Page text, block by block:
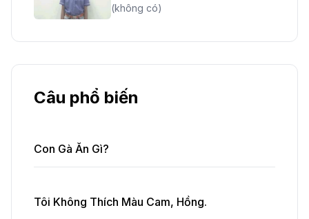
(không có)
Câu phổ biến
Con Gà Ăn Gì?
Tôi Không Thích Màu Cam, Hồng.